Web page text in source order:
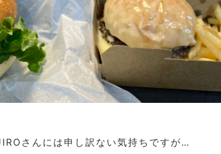
さんには申し訳ない気持ちですが…